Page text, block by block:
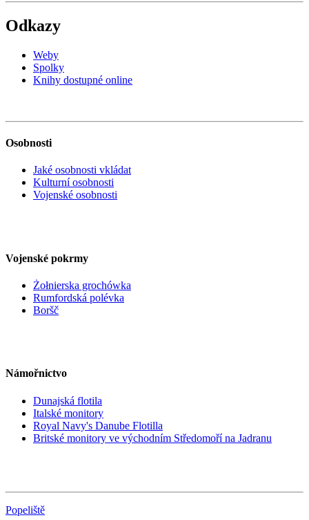
Odkazy
Weby
Spolky
Knihy dostupné online
Osobnosti
Jaké osobnosti vkládat
Kulturní osobnosti
Vojenské osobnosti
Vojenské pokrmy
Żołnierska grochówka
Rumfordská polévka
Boršč
Námořnictvo
Dunajská flotila
Italské monitory
Royal Navy's Danube Flotilla
Britské monitory ve východním Středomoří na Jadranu
Popeliště